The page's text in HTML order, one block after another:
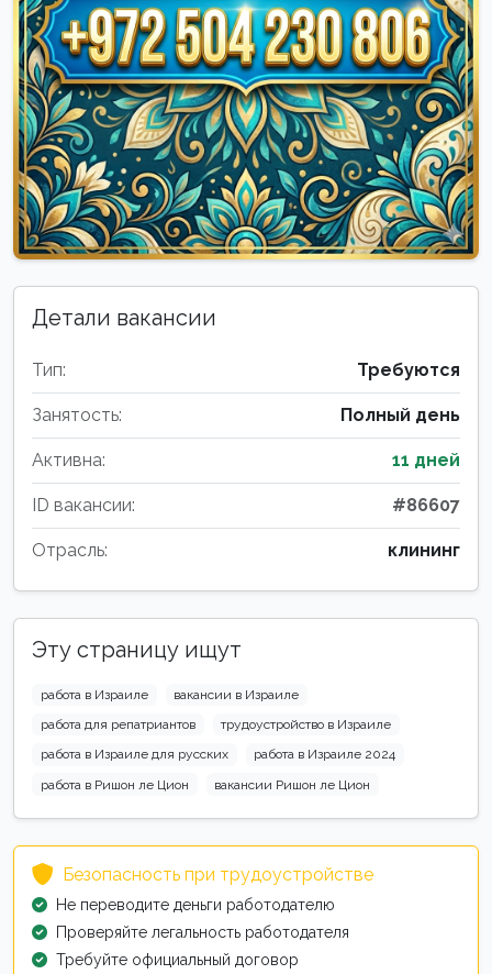
Детали вакансии
Тип: Требуются
Занятость: Полный день
Активна: 11 дней
ID вакансии: #86607
Отрасль: клининг
Эту страницу ищут
работа в Израиле
вакансии в Израиле
работа для репатриантов
трудоустройство в Израиле
работа в Израиле для русских
работа в Израиле 2024
работа в Ришон ле Цион
вакансии Ришон ле Цион
Безопасность при трудоустройстве
Не переводите деньги работодателю
Проверяйте легальность работодателя
Требуйте официальный договор